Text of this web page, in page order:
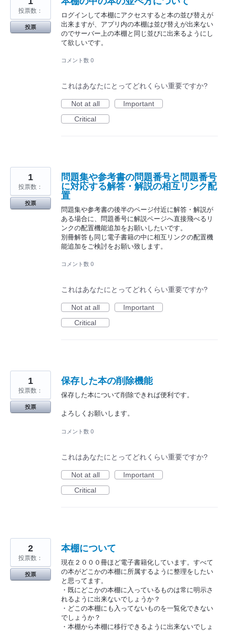
ログインして本棚にアクセスすると本の並び替えが
出来ますが、アプリ内の本棚は並び替えが出来ない
のでサーバー上の本棚と同じ並びに出来るようにし
て欲しいです。
投票数：
投票
コメント数 0
これはあなたにとってどれくらい重要ですか?
Not at all
Important
Critical
問題集や参考書の問題番号と問題番号
に対応する解答・解説の相互リンク配
置
問題集や参考書の後半のページ付近に解答・解説が
ある場合に、問題番号に解説ページへ直接飛べるリ
ンクの配置機能追加をお願いしたいです。
別冊解答も同じ電子書籍の中に相互リンクの配置機
能追加をご検討をお願い致します。
1
投票数：
投票
コメント数 0
これはあなたにとってどれくらい重要ですか?
Not at all
Important
Critical
保存した本の削除機能
保存した本について削除できれば便利です。
よろしくお願いします。
1
投票数：
投票
コメント数 0
これはあなたにとってどれくらい重要ですか?
Not at all
Important
Critical
本棚について
現在２０００冊ほど電子書籍化しています。すべて
の本がどこかの本棚に所属するように整理をしたい
と思ってます。
・既にどこかの本棚に入っているものは常に明示さ
れるように出来ないでしょうか？
・どこの本棚にも入ってないものを一覧化できない
でしょうか？
・本棚から本棚に移行できるように出来ないでしょ
2
投票数：
投票